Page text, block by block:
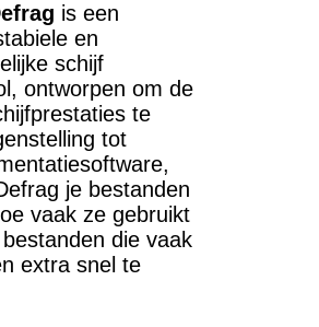
is een
en
schijf
ontworpen om de
te
tot
je bestanden
vaak ze gebruikt
die vaak
extra snel te